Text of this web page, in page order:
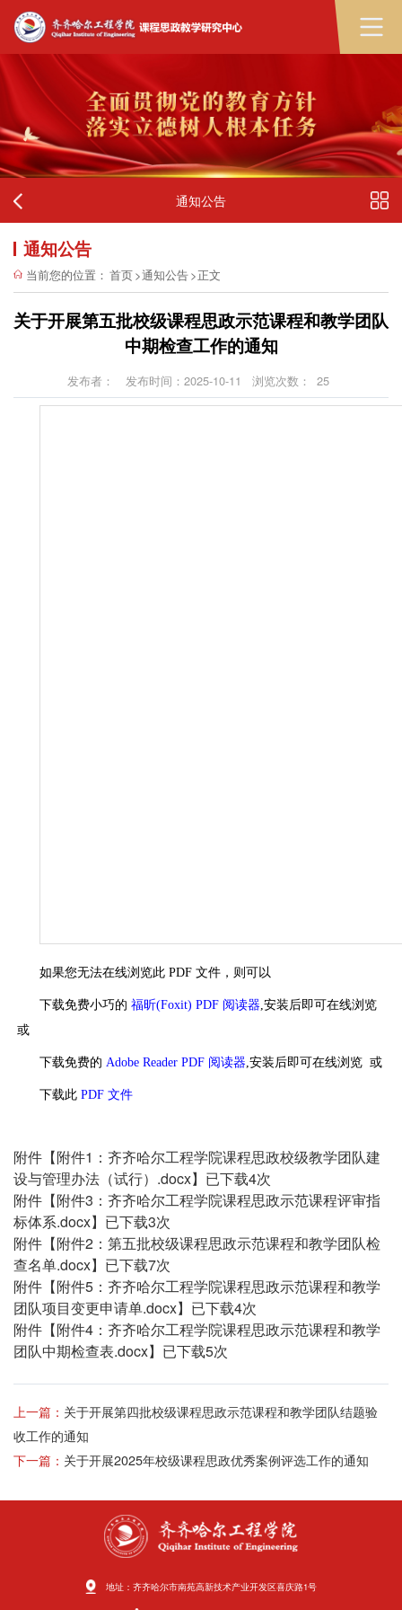
通知公告
通知公告
当前您的位置： 首页>通知公告>正文
关于开展第五批校级课程思政示范课程和教学团队
中期检查工作的通知
发布者： 发布时间：2025-10-11 浏览次数： 25
如果您无法在线浏览此 PDF 文件，则可以
下载免费小巧的 福昕(Foxit) PDF 阅读器 ,安装后即可在线浏览
或
下载免费的 Adobe Reader PDF 阅读器 ,安装后即可在线浏览 或
下载此 PDF 文件
附件【附件1：齐齐哈尔工程学院课程思政校级教学团队建
设与管理办法（试行）.docx】已下载4次
附件【附件3：齐齐哈尔工程学院课程思政示范课程评审指
标体系.docx】已下载3次
附件【附件2：第五批校级课程思政示范课程和教学团队检
查名单.docx】已下载7次
附件【附件5：齐齐哈尔工程学院课程思政示范课程和教学
团队项目变更申请单.docx】已下载4次
附件【附件4：齐齐哈尔工程学院课程思政示范课程和教学
团队中期检查表.docx】已下载5次
上一篇： 关于开展第四批校级课程思政示范课程和教学团队结题验
收工作的通知
下一篇： 关于开展2025年校级课程思政优秀案例评选工作的通知
地址：齐齐哈尔市南苑高新技术产业开发区喜庆路1号